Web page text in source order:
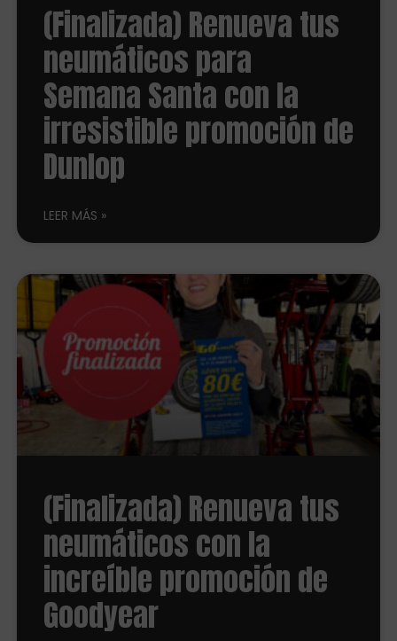
(Finalizada) Renueva tus
neumáticos para
Semana Santa con la
irresistible promoción de
Dunlop
LEER MÁS
(Finalizada) Renueva tus
neumáticos con la
increíble promoción de
Goodyear